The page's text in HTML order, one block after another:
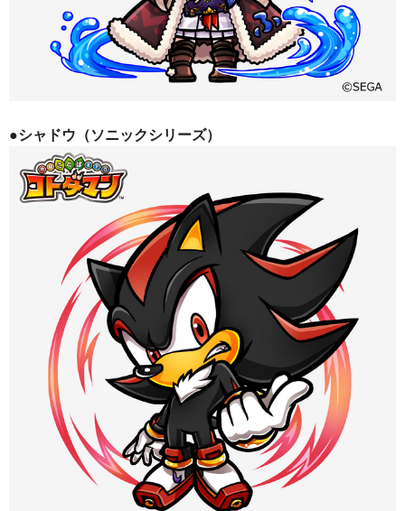
●シャドウ（ソニックシリーズ）